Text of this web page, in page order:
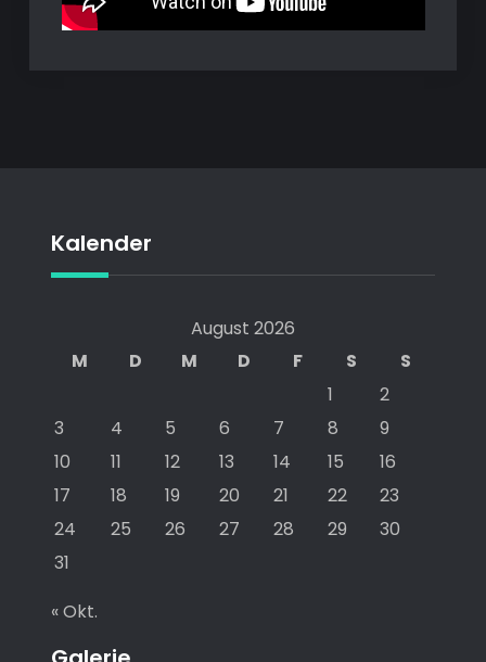
Kalender
August 2026
M
D M D F S
S
1
2
3
4 5 6 7 8
9
10
11 12 13 14 15
16
17
18 19 20 21 22
23
24
25 26 27 28 29
30
31
« Okt.